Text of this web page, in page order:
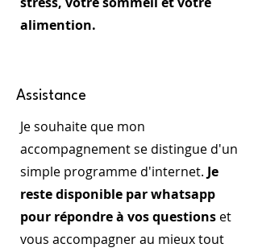
alimention.
Assistance
Je souhaite que mon
accompagnement se distingue d'un
simple programme d'internet. Je
reste disponible par whatsapp
pour répondre à vos questions et
vous accompagner au mieux tout